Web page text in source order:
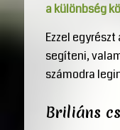
a különbség
Ezzel
segíteni,
számodra
Briliáns